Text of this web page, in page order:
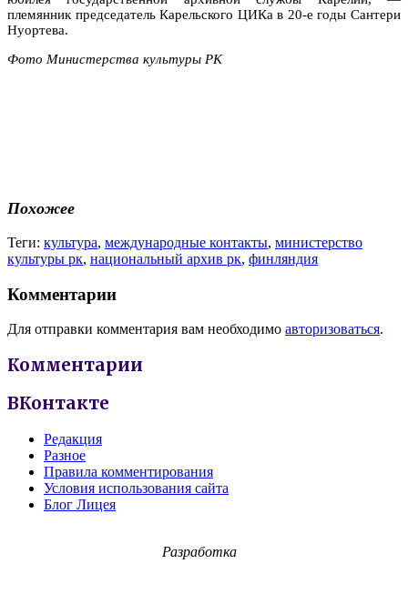
племянник председатель Карельского ЦИКа в 20-е годы Сантери
Нуортева.
Фото Министерства культуры РК
Похожее
Теги: культура, международные контакты, министерство
культуры рк, национальный архив рк, финляндия
Комментарии
Для отправки комментария вам необходимо авторизоваться.
Комментарии
ВКонтакте
Редакция
Разное
Правила комментирования
Условия использования сайта
Блог Лицея
Разработка